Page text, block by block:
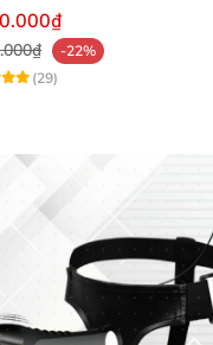
dục cho đồng tính nữ
-22%
(29)